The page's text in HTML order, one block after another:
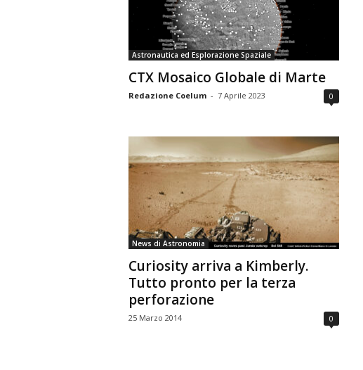
n
o
m
i
a
Astronautica ed Esplorazione Spaziale
CTX Mosaico Globale di Marte
Redazione Coelum - 7 Aprile 2023 0
News di Astronomia
Curiosity arriva a Kimberly.
Tutto pronto per la terza
perforazione
25 Marzo 2014 0